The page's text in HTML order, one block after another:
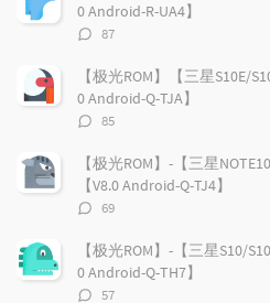
0 Android-R-UA4】
评
数：
87
【极光ROM】【三星S10E/
0 Android-Q-TJA】
评
数：
85
【极光ROM】-【三星
【V8.0 Android-Q-TJ4】
评
数：
69
【极光ROM】-【三星S10/
0 Android-Q-TH7】
评
57